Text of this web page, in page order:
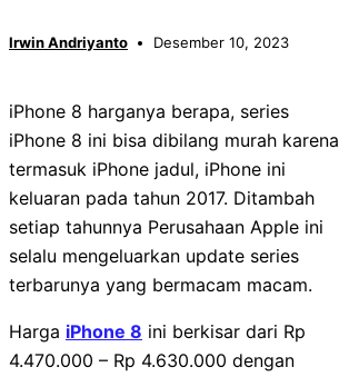
Irwin Andriyanto Desember 10, 2023
iPhone 8 harganya berapa, series
iPhone 8 ini bisa dibilang murah karena
termasuk iPhone jadul, iPhone ini
keluaran pada tahun 2017. Ditambah
setiap tahunnya Perusahaan Apple ini
selalu mengeluarkan update series
terbarunya yang bermacam macam.
Harga iPhone 8 ini berkisar dari Rp
4.470.000 – Rp 4.630.000 dengan